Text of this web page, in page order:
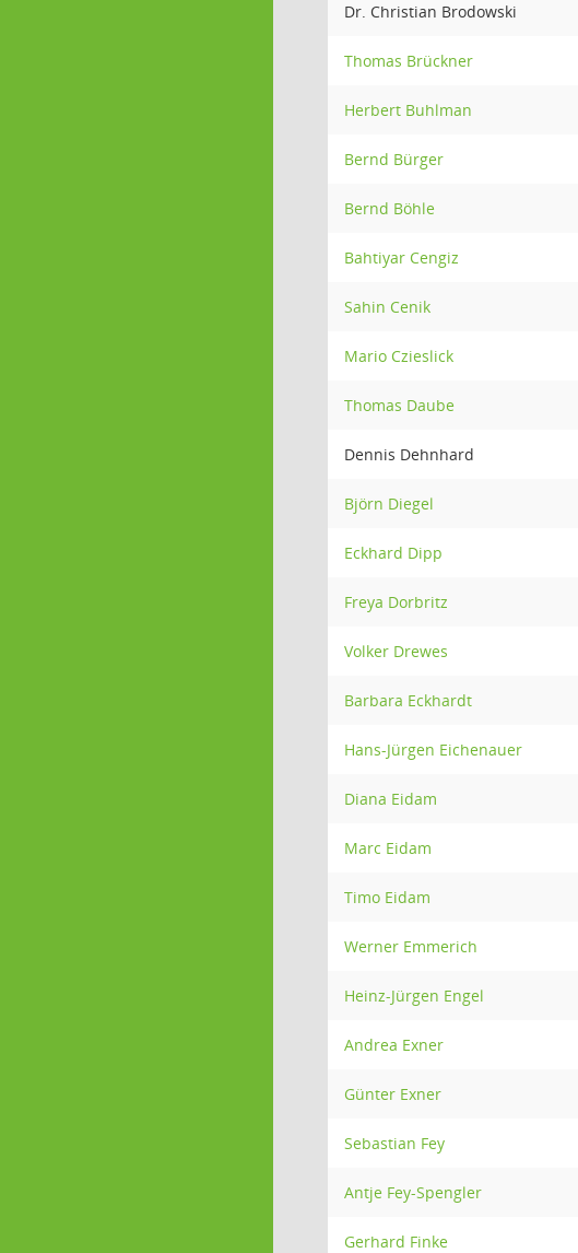
Dr. Christian Brodowski
Thomas Brückner
Herbert Buhlman
Bernd Bürger
Bernd Böhle
Bahtiyar Cengiz
Sahin Cenik
Mario Czieslick
Thomas Daube
Dennis Dehnhard
Björn Diegel
Eckhard Dipp
Freya Dorbritz
Volker Drewes
Barbara Eckhardt
Hans-Jürgen Eichenauer
Diana Eidam
Marc Eidam
Timo Eidam
Werner Emmerich
Heinz-Jürgen Engel
Andrea Exner
Günter Exner
Sebastian Fey
Antje Fey-Spengler
Gerhard Finke